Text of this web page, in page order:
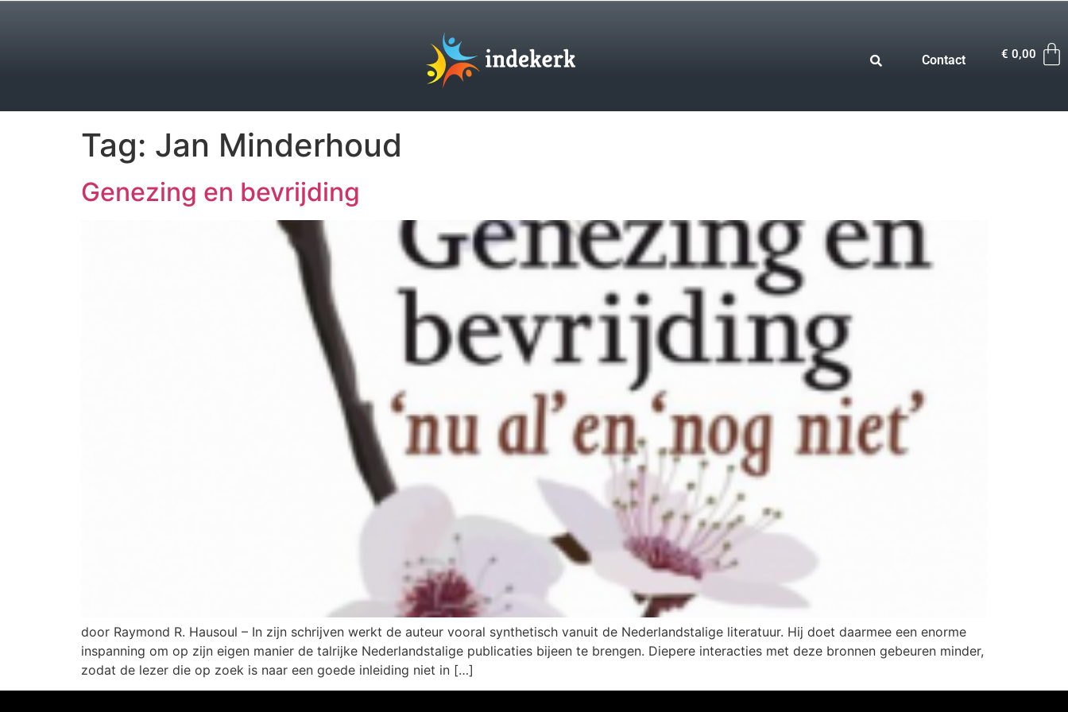
Contact € 0,00
Tag: Jan Minderhoud
Genezing en bevrijding
door Raymond R. Hausoul – In zijn schrijven werkt de auteur vooral synthetisch vanuit de Nederlandstalige literatuur. Hij doet daarmee een enorme
inspanning om op zijn eigen manier de talrijke Nederlandstalige publicaties bijeen te brengen. Diepere interacties met deze bronnen gebeuren minder,
zodat de lezer die op zoek is naar een goede inleiding niet in […]